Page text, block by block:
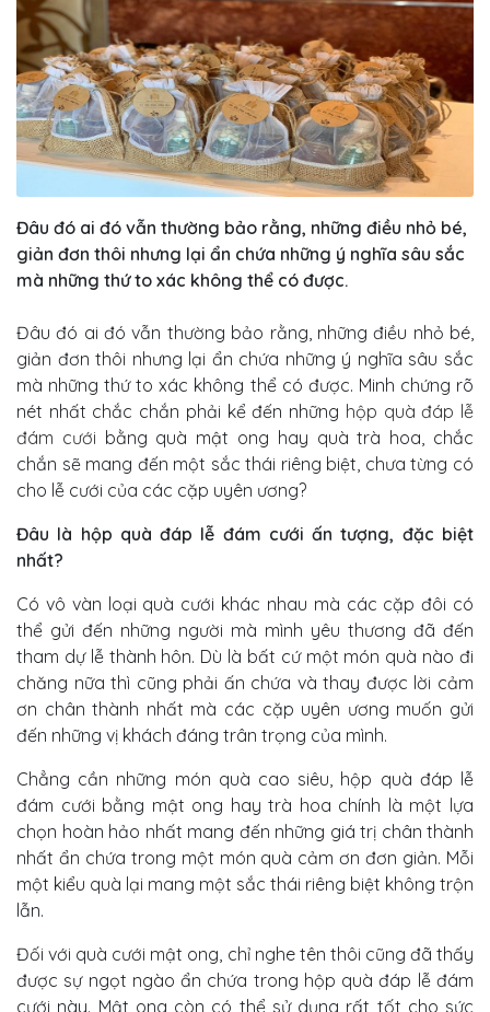
Đâu đó ai đó vẫn thường bảo rằng, những điều nhỏ bé,
giản đơn thôi nhưng lại ẩn chứa những ý nghĩa sâu sắc
mà những thứ to xác không thể có được.
Đâu đó ai đó vẫn thường bảo rằng, những điều nhỏ bé,
giản đơn thôi nhưng lại ẩn chứa những ý nghĩa sâu sắc
mà những thứ to xác không thể có được. Minh chứng rõ
nét nhất chắc chắn phải kể đến những hộp quà đáp lễ
đám cưới bằng quà mật ong hay quà trà hoa, chắc
chắn sẽ mang đến một sắc thái riêng biệt, chưa từng có
cho lễ cưới của các cặp uyên ương?
Đâu là hộp quà đáp lễ đám cưới ấn tượng, đặc biệt
nhất?
Có vô vàn loại quà cưới khác nhau mà các cặp đôi có
thể gửi đến những người mà mình yêu thương đã đến
tham dự lễ thành hôn. Dù là bất cứ một món quà nào đi
chăng nữa thì cũng phải ấn chứa và thay được lời cảm
ơn chân thành nhất mà các cặp uyên ương muốn gửi
đến những vị khách đáng trân trọng của mình.
Chẳng cần những món quà cao siêu, hộp quà đáp lễ
đám cưới bằng mật ong hay trà hoa chính là một lựa
chọn hoàn hảo nhất mang đến những giá trị chân thành
nhất ẩn chứa trong một món quà cảm ơn đơn giản. Mỗi
một kiểu quà lại mang một sắc thái riêng biệt không trộn
lẫn.
Đối với quà cưới mật ong, chỉ nghe tên thôi cũng đã thấy
được sự ngọt ngào ẩn chứa trong hộp quà đáp lễ đám
cưới này. Mật ong còn có thể sử dụng rất tốt cho sức